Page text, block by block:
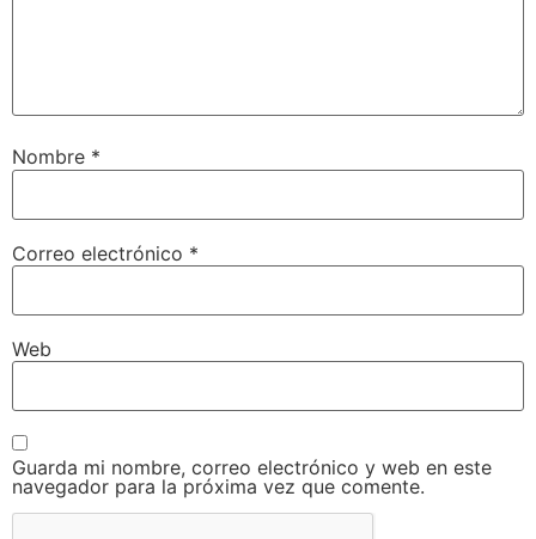
Nombre *
Correo electrónico *
Web
Guarda mi nombre, correo electrónico y web en este
navegador para la próxima vez que comente.